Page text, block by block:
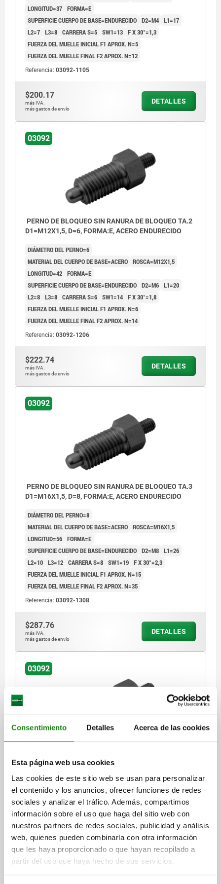
Consentimiento Detalles Acerca de las cookies
Esta página web usa cookies
Las cookies de este sitio web se usan para personalizar
el contenido y los anuncios, ofrecer funciones de redes
sociales y analizar el tráfico. Además, compartimos
información sobre el uso que haga del sitio web con
nuestros partners de redes sociales, publicidad y análisis
web, quienes pueden combinarla con otra información
que les haya proporcionado o que hayan recopilado a
partir del uso que haya hecho de sus servicios.
LONGITUD=37 FORMA=E
SUPERFICIE CUERPO DE BASE=ENDURECIDO D2=M4 L1=17
L2=7 L3=8 CARRERA S=5 SW1=13 F X 30°=1,3
FUERZA DEL MUELLE INICIAL F1 APROX. N=5
FUERZA DEL MUELLE FINAL F2 APROX. N=12
Referencia: 03092-1105
$200.17
más IVA.
más gastos de envío
DETALLES
03092
PERNO DE BLOQUEO SIN RANURA DE BLOQUEO TA.2
D1=M12X1,5, D=6, FORMA:E, ACERO ENDURECIDO
DIÁMETRO DEL PERNO=6
MATERIAL DEL CUERPO DE BASE=ACERO ROSCA=M12X1,5
LONGITUD=42 FORMA=E
SUPERFICIE CUERPO DE BASE=ENDURECIDO D2=M6 L1=20
L2=8 L3=8 CARRERA S=6 SW1=14 F X 30°=1,8
FUERZA DEL MUELLE INICIAL F1 APROX. N=6
FUERZA DEL MUELLE FINAL F2 APROX. N=14
Referencia: 03092-1206
$222.74
más IVA.
más gastos de envío
DETALLES
03092
PERNO DE BLOQUEO SIN RANURA DE BLOQUEO TA.3
D1=M16X1,5, D=8, FORMA:E, ACERO ENDURECIDO
DIÁMETRO DEL PERNO=8
MATERIAL DEL CUERPO DE BASE=ACERO ROSCA=M16X1,5
LONGITUD=56 FORMA=E
SUPERFICIE CUERPO DE BASE=ENDURECIDO D2=M8 L1=26
L2=10 L3=12 CARRERA S=8 SW1=19 F X 30°=2,3
FUERZA DEL MUELLE INICIAL F1 APROX. N=15
FUERZA DEL MUELLE FINAL F2 APROX. N=35
Referencia: 03092-1308
$287.76
más IVA.
más gastos de envío
DETALLES
03092
D1=M20X1,5, D=10, FORMA:E, ACERO ENDURECIDO
DIÁMETRO DEL PERNO=10
MATERIAL DEL CUERPO DE BASE=ACERO ROSCA=M20X1,5
LONGITUD=62 FORMA=E
SUPERFICIE CUERPO DE BASE=ENDURECIDO
D2=M8
L1=28
L2=12
L3=12 CARRERA S=10 SW1=22 F X 30°=2,8
FUERZA DEL MUELLE INICIAL F1 APROX. N=15
FUERZA DEL MUELLE FINAL F2 APROX. N=34
Referencia: 03092-1410